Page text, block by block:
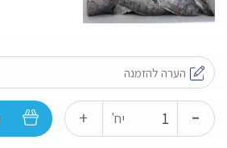
10
-
כמות
של
יח' +